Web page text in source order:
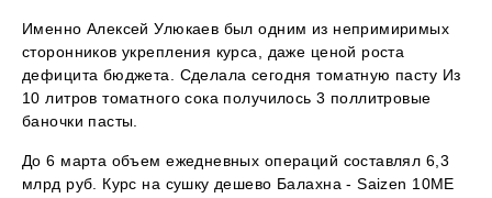
Именно Алексей Улюкаев был одним из непримиримых
сторонников укрепления курса, даже ценой роста
дефицита бюджета. Сделала сегодня томатную пасту Из
10 литров томатного сока получилось 3 поллитровые
баночки пасты.
До 6 марта объем ежедневных операций составлял 6,3
млрд руб. Курс на сушку дешево Балахна - Saizen 10ME